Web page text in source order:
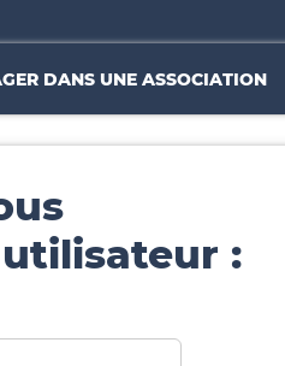
DANS UNE ASSOCIATION
: